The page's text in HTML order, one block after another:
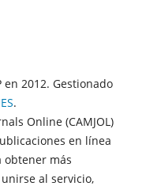
en 2012. Gestionado
.
Online (CAMJOL)
en línea
obtener más
al servicio,